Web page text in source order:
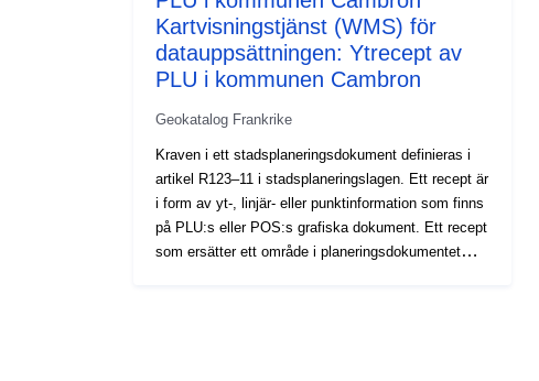
Kartvisningstjänst (WMS) för
datauppsättningen: Ytrecept av
PLU i kommunen Cambron
Geokatalog Frankrike
Kraven i ett stadsplaneringsdokument definieras i
artikel R123–11 i stadsplaneringslagen. Ett recept är
i form av yt-, linjär- eller punktinformation som finns
på PLU:s eller POS:s grafiska dokument. Ett recept
som ersätter ett område i planeringsdokumentet